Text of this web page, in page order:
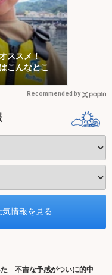
ススメ！
こんなとこ
Recommended by
不吉な予感がついに的中